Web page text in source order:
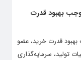
موجب بهبود قدرت
بهبود قدرت خرید، عضو
تولید، سرمایه‌گذاری